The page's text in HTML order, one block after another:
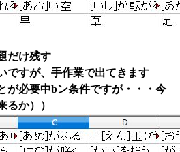
だけ残す
ですが、手作業で出てきます
が必要中bン条件ですが・・・今
るか））